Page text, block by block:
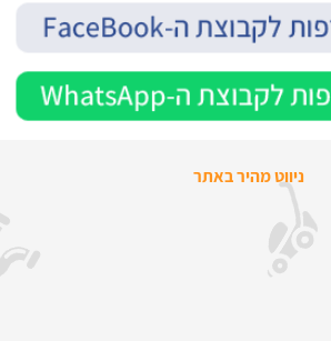
ניווט מהיר באתר